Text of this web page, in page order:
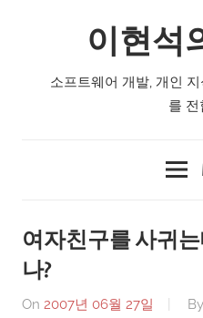
이현석
소프트웨어 개발, 개인
를 전
여자친구를 사귀
나?
On 2007년 06월 27일 By